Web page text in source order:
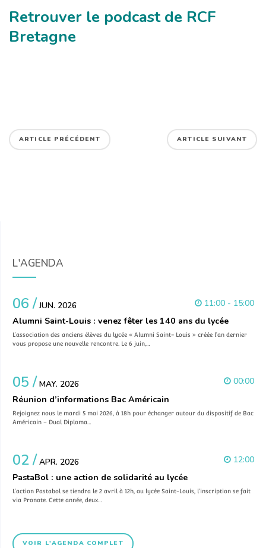
Retrouver le podcast de RCF
Bretagne
ARTICLE PRÉCÉDENT ARTICLE SUIVANT
L'AGENDA
06 /JUN. 2026
11:00 - 15:00
Alumni Saint-Louis : venez fêter les 140 ans du lycée
L’association des anciens élèves du lycée « Alumni Saint- Louis » créée l’an dernier
vous propose une nouvelle rencontre. Le 6 juin,…
05 / MAY. 2026
00:00
Réunion d’informations Bac Américain
Rejoignez nous le mardi 5 mai 2026, à 18h pour échanger autour du dispositif de Bac
Américain – Dual Diploma…
02 / APR. 2026
12:00
PastaBol : une action de solidarité au lycée
L’action Pastabol se tiendra le 2 avril à 12h, au lycée Saint-Louis, l’inscription se fait
via Pronote. Cette année, deux…
VOIR L'AGENDA COMPLET